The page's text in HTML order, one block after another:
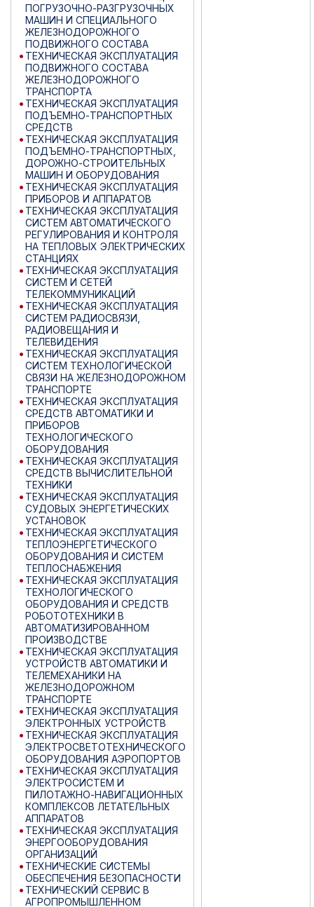
ПОГРУЗОЧНО-РАЗГРУЗОЧНЫХ
МАШИН И СПЕЦИАЛЬНОГО
ЖЕЛЕЗНОДОРОЖНОГО
ПОДВИЖНОГО СОСТАВА
ТЕХНИЧЕСКАЯ ЭКСПЛУАТАЦИЯ
ПОДВИЖНОГО СОСТАВА
ЖЕЛЕЗНОДОРОЖНОГО
ТРАНСПОРТА
ТЕХНИЧЕСКАЯ ЭКСПЛУАТАЦИЯ
ПОДЪЕМНО-ТРАНСПОРТНЫХ
СРЕДСТВ
ТЕХНИЧЕСКАЯ ЭКСПЛУАТАЦИЯ
ПОДЪЕМНО-ТРАНСПОРТНЫХ,
ДОРОЖНО-СТРОИТЕЛЬНЫХ
МАШИН И ОБОРУДОВАНИЯ
ТЕХНИЧЕСКАЯ ЭКСПЛУАТАЦИЯ
ПРИБОРОВ И АППАРАТОВ
ТЕХНИЧЕСКАЯ ЭКСПЛУАТАЦИЯ
СИСТЕМ АВТОМАТИЧЕСКОГО
РЕГУЛИРОВАНИЯ И КОНТРОЛЯ
НА ТЕПЛОВЫХ ЭЛЕКТРИЧЕСКИХ
СТАНЦИЯХ
ТЕХНИЧЕСКАЯ ЭКСПЛУАТАЦИЯ
СИСТЕМ И СЕТЕЙ
ТЕЛЕКОММУНИКАЦИЙ
ТЕХНИЧЕСКАЯ ЭКСПЛУАТАЦИЯ
СИСТЕМ РАДИОСВЯЗИ,
РАДИОВЕЩАНИЯ И
ТЕЛЕВИДЕНИЯ
ТЕХНИЧЕСКАЯ ЭКСПЛУАТАЦИЯ
СИСТЕМ ТЕХНОЛОГИЧЕСКОЙ
СВЯЗИ НА ЖЕЛЕЗНОДОРОЖНОМ
ТРАНСПОРТЕ
ТЕХНИЧЕСКАЯ ЭКСПЛУАТАЦИЯ
СРЕДСТВ АВТОМАТИКИ И
ПРИБОРОВ
ТЕХНОЛОГИЧЕСКОГО
ОБОРУДОВАНИЯ
ТЕХНИЧЕСКАЯ ЭКСПЛУАТАЦИЯ
СРЕДСТВ ВЫЧИСЛИТЕЛЬНОЙ
ТЕХНИКИ
ТЕХНИЧЕСКАЯ ЭКСПЛУАТАЦИЯ
СУДОВЫХ ЭНЕРГЕТИЧЕСКИХ
УСТАНОВОК
ТЕХНИЧЕСКАЯ ЭКСПЛУАТАЦИЯ
ТЕПЛОЭНЕРГЕТИЧЕСКОГО
ОБОРУДОВАНИЯ И СИСТЕМ
ТЕПЛОСНАБЖЕНИЯ
ТЕХНИЧЕСКАЯ ЭКСПЛУАТАЦИЯ
ТЕХНОЛОГИЧЕСКОГО
ОБОРУДОВАНИЯ И СРЕДСТВ
РОБОТОТЕХНИКИ В
АВТОМАТИЗИРОВАННОМ
ПРОИЗВОДСТВЕ
ТЕХНИЧЕСКАЯ ЭКСПЛУАТАЦИЯ
УСТРОЙСТВ АВТОМАТИКИ И
ТЕЛЕМЕХАНИКИ НА
ЖЕЛЕЗНОДОРОЖНОМ
ТРАНСПОРТЕ
ТЕХНИЧЕСКАЯ ЭКСПЛУАТАЦИЯ
ЭЛЕКТРОННЫХ УСТРОЙСТВ
ТЕХНИЧЕСКАЯ ЭКСПЛУАТАЦИЯ
ЭЛЕКТРОСВЕТОТЕХНИЧЕСКОГО
ОБОРУДОВАНИЯ АЭРОПОРТОВ
ТЕХНИЧЕСКАЯ ЭКСПЛУАТАЦИЯ
ЭЛЕКТРОСИСТЕМ И
ПИЛОТАЖНО-НАВИГАЦИОННЫХ
КОМПЛЕКСОВ ЛЕТАТЕЛЬНЫХ
АППАРАТОВ
ТЕХНИЧЕСКАЯ ЭКСПЛУАТАЦИЯ
ЭНЕРГООБОРУДОВАНИЯ
ОРГАНИЗАЦИЙ
ТЕХНИЧЕСКИЕ СИСТЕМЫ
ОБЕСПЕЧЕНИЯ БЕЗОПАСНОСТИ
ТЕХНИЧЕСКИЙ СЕРВИС В
АГРОПРОМЫШЛЕННОМ